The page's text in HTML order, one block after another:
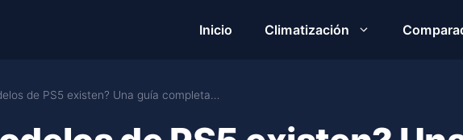
Inicio Climatización
de PS5 existen? Una guía completa…